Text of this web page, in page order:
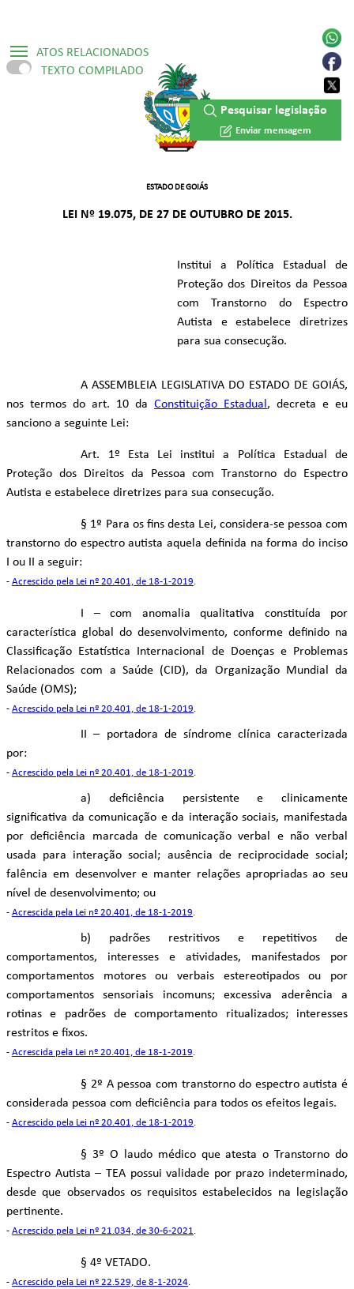
ATOS RELACIONADOS
▷ Constituição Estadual /1989
▷ Lei Ordinária Nº 12.695/1995
▷ Lei Ordinária Nº 20.401/2019
▷ Lei Ordinária Nº 21.034/2021
▷ Lei Ordinária Nº 21.437/2022
▷ Lei Ordinária Nº 21.999/2023
▷ Lei Ordinária Nº 22.529/2024
▷ Lei Ordinária Nº 22.887/2024
TEXTO COMPILADO
ESTADO DE GOIÁS
LEI Nº 19.075, DE 27 DE OUTUBRO DE 2015.
Institui a Política Estadual de
Proteção dos Direitos da Pessoa
com Transtorno do Espectro
Autista e estabelece diretrizes
para sua consecução.
A ASSEMBLEIA LEGISLATIVA DO ESTADO DE GOIÁS,
nos termos do art. 10 da Constituição Estadual, decreta e eu
sanciono a seguinte Lei:
Art. 1º Esta Lei institui a Política Estadual de
Proteção dos Direitos da Pessoa com Transtorno do Espectro
Autista e estabelece diretrizes para sua consecução.
§ 1º Para os fins desta Lei, considera-se pessoa com
transtorno do espectro autista aquela definida na forma do inciso
I ou II a seguir:
- Acrescido pela Lei nº 20.401, de 18-1-2019.
I – com anomalia qualitativa constituída por
característica global do desenvolvimento, conforme definido na
Classificação Estatística Internacional de Doenças e Problemas
Relacionados com a Saúde (CID), da Organização Mundial da
Saúde (OMS);
- Acrescido pela Lei nº 20.401, de 18-1-2019.
II – portadora de síndrome clínica caracterizada
por:
- Acrescido pela Lei nº 20.401, de 18-1-2019.
a) deficiência persistente e clinicamente
significativa da comunicação e da interação sociais, manifestada
por deficiência marcada de comunicação verbal e não verbal
usada para interação social; ausência de reciprocidade social;
falência em desenvolver e manter relações apropriadas ao seu
nível de desenvolvimento; ou
- Acrescida pela Lei nº 20.401, de 18-1-2019.
b) padrões restritivos e repetitivos de
comportamentos, interesses e atividades, manifestados por
comportamentos motores ou verbais estereotipados ou por
comportamentos sensoriais incomuns; excessiva aderência a
rotinas e padrões de comportamento ritualizados; interesses
restritos e fixos.
- Acrescida pela Lei nº 20.401, de 18-1-2019.
§ 2º A pessoa com transtorno do espectro autista é
considerada pessoa com deficiência para todos os efeitos legais.
- Acrescido pela Lei nº 20.401, de 18-1-2019.
§ 3º O laudo médico que atesta o Transtorno do
Espectro Autista – TEA possui validade por prazo indeterminado,
desde que observados os requisitos estabelecidos na legislação
pertinente.
- Acrescido pela Lei nº 21.034, de 30-6-2021.
§ 4º VETADO.
- Acrescido pela Lei nº 22.529, de 8-1-2024.
Pesquisar legislação
Enviar mensagem